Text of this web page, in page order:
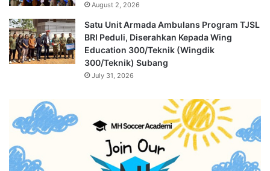
August 2, 2026
Satu Unit Armada Ambulans Program TJSL
BRI Peduli, Diserahkan Kepada Wing
Education 300/Teknik (Wingdik
300/Teknik) Subang
July 31, 2026